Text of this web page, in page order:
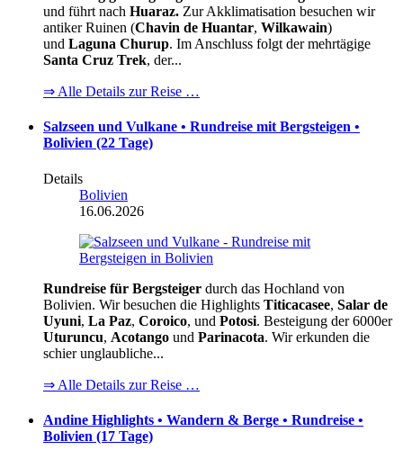
und führt nach Huaraz. Zur Akklimatisation besuchen wir
antiker Ruinen (Chavin de Huantar, Wilkawain)
und Laguna Churup. Im Anschluss folgt der mehrtägige
Santa Cruz Trek, der...
⇒ Alle Details zur Reise …
Salzseen und Vulkane • Rundreise mit Bergsteigen •
Bolivien (22 Tage)
Details
Bolivien
16.06.2026
Rundreise für Bergsteiger durch das Hochland von
Bolivien. Wir besuchen die Highlights Titicacasee, Salar de
Uyuni, La Paz, Coroico, und Potosi. Besteigung der 6000er
Uturuncu, Acotango und Parinacota. Wir erkunden die
schier unglaubliche...
⇒ Alle Details zur Reise …
Andine Highlights • Wandern & Berge • Rundreise •
Bolivien (17 Tage)